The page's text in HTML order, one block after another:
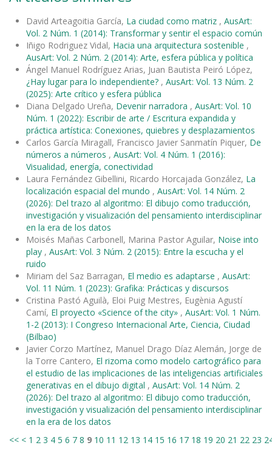
David Arteagoitia García, La ciudad como matriz , AusArt:
Vol. 2 Núm. 1 (2014): Transformar y sentir el espacio común
Iñigo Rodriguez Vidal, Hacia una arquitectura sostenible ,
AusArt: Vol. 2 Núm. 2 (2014): Arte, esfera pública y política
Ángel Manuel Rodríguez Arias, Juan Bautista Peiró López,
¿Hay lugar para lo independiente? , AusArt: Vol. 13 Núm. 2
(2025): Arte crítico y esfera pública
Diana Delgado Ureña, Devenir narradora , AusArt: Vol. 10
Núm. 1 (2022): Escribir de arte / Escritura expandida y
práctica artística: Conexiones, quiebres y desplazamientos
Carlos García Miragall, Francisco Javier Sanmatín Piquer, De
números a números , AusArt: Vol. 4 Núm. 1 (2016):
Visualidad, energía, conectividad
Laura Fernández Gibellini, Ricardo Horcajada González, La
localización espacial del mundo , AusArt: Vol. 14 Núm. 2
(2026): Del trazo al algoritmo: El dibujo como traducción,
investigación y visualización del pensamiento interdisciplinar
en la era de los datos
Moisés Mañas Carbonell, Marina Pastor Aguilar, Noise into
play , AusArt: Vol. 3 Núm. 2 (2015): Entre la escucha y el
ruido
Miriam del Saz Barragan, El medio es adaptarse , AusArt:
Vol. 11 Núm. 1 (2023): Grafika: Prácticas y discursos
Cristina Pastó Aguilà, Eloi Puig Mestres, Eugènia Agustí
Camí, El proyecto «Science of the city» , AusArt: Vol. 1 Núm.
1-2 (2013): I Congreso Internacional Arte, Ciencia, Ciudad
(Bilbao)
Javier Corzo Martínez, Manuel Drago Díaz Alemán, Jorge de
la Torre Cantero, El rizoma como modelo cartográfico para
el estudio de las implicaciones de las inteligencias artificiales
generativas en el dibujo digital , AusArt: Vol. 14 Núm. 2
(2026): Del trazo al algoritmo: El dibujo como traducción,
investigación y visualización del pensamiento interdisciplinar
en la era de los datos
<< < 1 2 3 4 5 6 7 8 9 10 11 12 13 14 15 16 17 18 19 20 21 22 23